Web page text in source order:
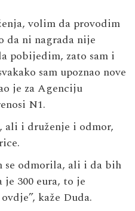
volim da provodim
da ni nagrada nije
pobijedim, zato sam i
sam upoznao nove
je za Agenciju
N1.
ali i druženje i odmor,
se odmorila, ali i da bih
je 300 eura, to je
kaže Duda.